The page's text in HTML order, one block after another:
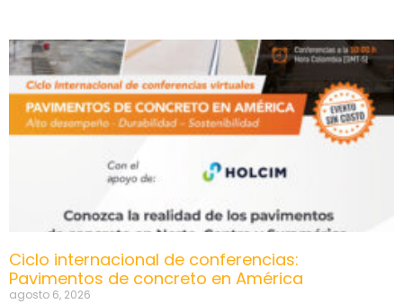
Ciclo internacional de conferencias:
Pavimentos de concreto en América
agosto 6, 2026